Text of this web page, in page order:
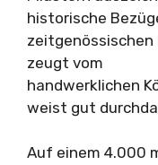
historische
zeitgenössischen
zeugt vom
handwerklichen
weist gut
Auf einem 4.000